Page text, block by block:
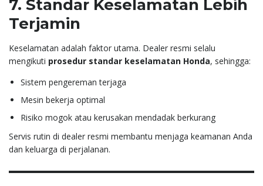
7. Standar Keselamatan Lebih
Terjamin
Keselamatan adalah faktor utama. Dealer resmi selalu
mengikuti prosedur standar keselamatan Honda, sehingga:
Sistem pengereman terjaga
Mesin bekerja optimal
Risiko mogok atau kerusakan mendadak berkurang
Servis rutin di dealer resmi membantu menjaga keamanan Anda
dan keluarga di perjalanan.